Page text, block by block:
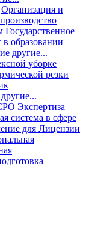
Организация и
Государственное
образовании
другие...
уборке
резки
Экспертиза
система в сфере
для Лицензии